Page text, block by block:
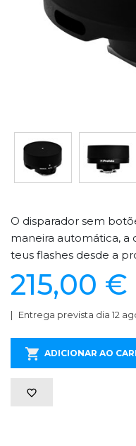
O disparador sem
maneira automática,
teus flashes desde a
215,00 €
Entrega prevista dia 12
ADICIONAR AO